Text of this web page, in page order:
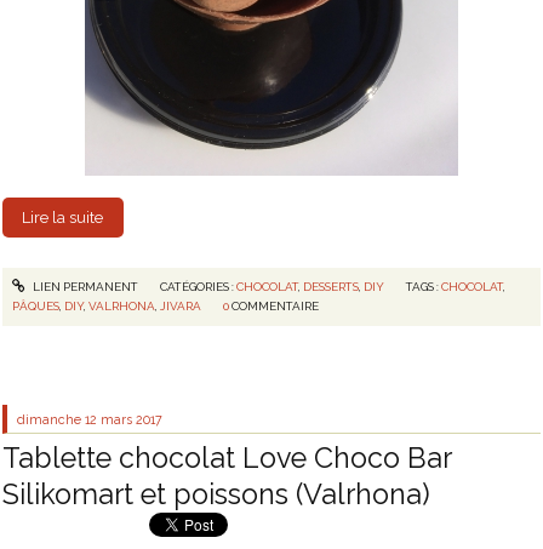
Lire la suite
LIEN PERMANENT CATÉGORIES :CHOCOLAT, DESSERTS, DIY TAGS :CHOCOLAT,
PÂQUES, DIY,VALRHONA,JIVARA 0 COMMENTAIRE
dimanche 12 mars 2017
Tablette chocolat Love Choco Bar
Silikomart et poissons (Valrhona)